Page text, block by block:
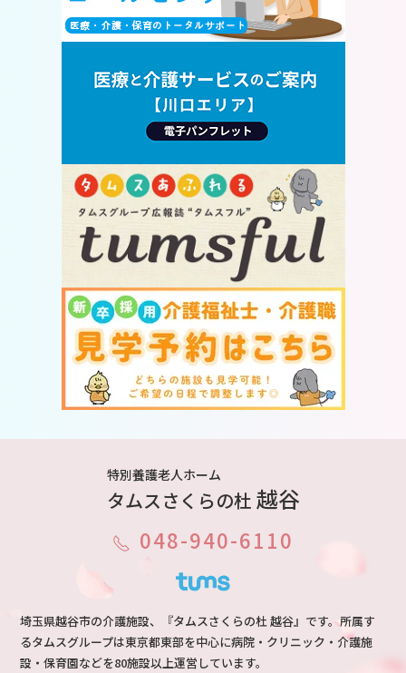
特別養護老人ホーム
タムスさくらの杜 越谷
048-940-6110
埼玉県越谷市の介護施設、『タムスさくらの杜 越谷』です。所属す
るタムスグループは東京都東部を中心に病院・クリニック・介護施
設・保育園などを80施設以上運営しています。